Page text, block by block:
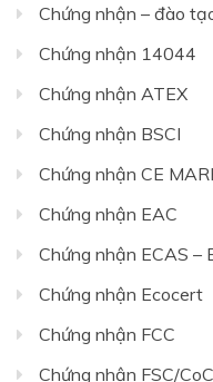
Chứng nhận – đào
Chứng nhận 14044
Chứng nhận ATEX
Chứng nhận BSCI
Chứng nhận CE
Chứng nhận EAC
Chứng nhận ECAS –
Chứng nhận Ecocert
Chứng nhận FCC
Chứng nhận FSC/